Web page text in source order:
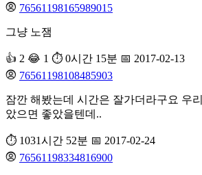
76561198165989015
그냥 노잼
👍 2 😂 1 ⏱️ 0시간 15분 📅 2017-02-13
76561198108485903
잠깐 해봤는데 시간은 잘가더라구요 우
았으면 좋았을텐데..
⏱️ 1031시간 52분 📅 2017-02-24
76561198334816900